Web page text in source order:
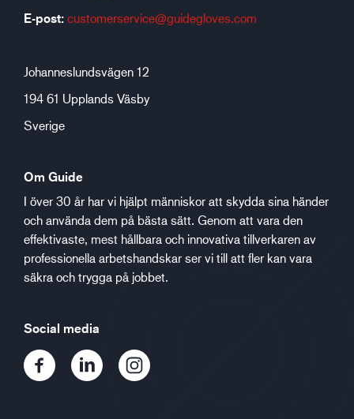
E-post: customerservice@guidegloves.com
Johanneslundsvägen 12
194 61 Upplands Väsby
Sverige
Om Guide
I över 30 år har vi hjälpt människor att skydda sina händer
och använda dem på bästa sätt. Genom att vara den
effektivaste, mest hållbara och innovativa tillverkaren av
professionella arbetshandskar ser vi till att fler kan vara
säkra och trygga på jobbet.
Social media